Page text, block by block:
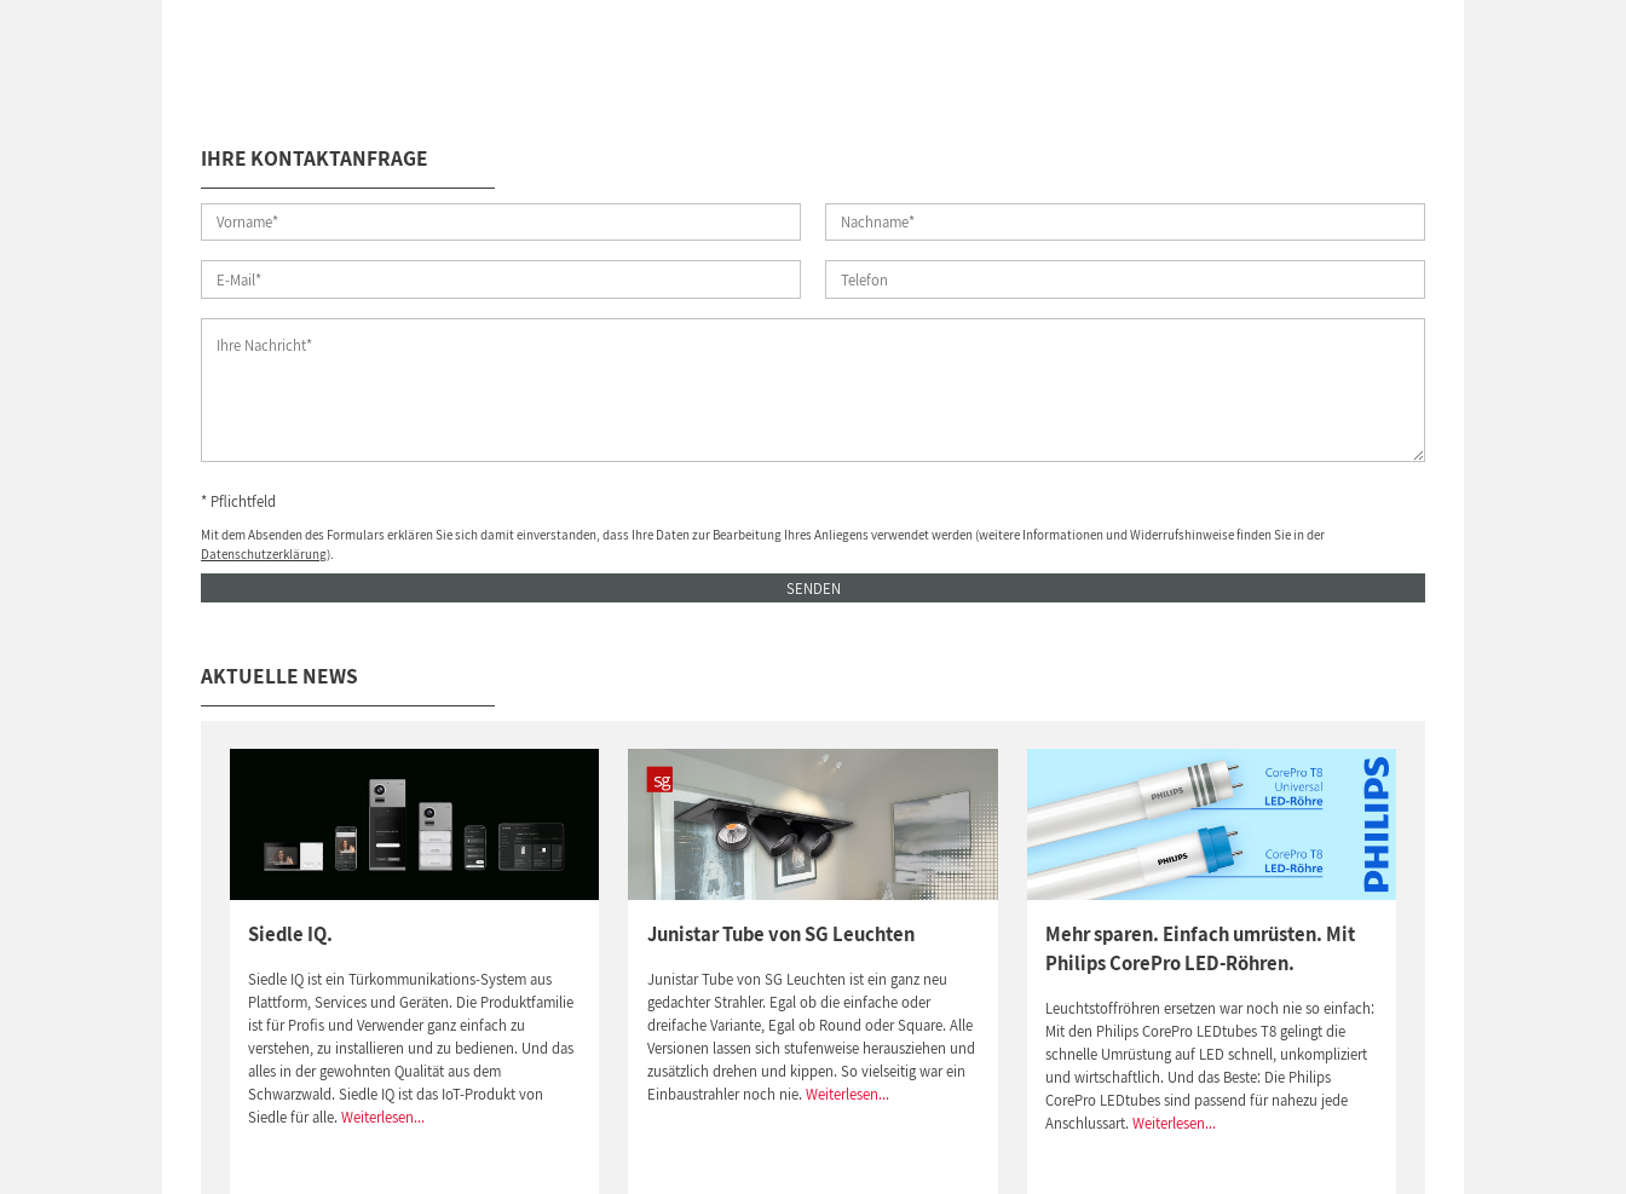
IHRE KONTAKTANFRAGE
* Pflichtfeld
Mit dem Absenden des Formulars erklären Sie sich damit einverstanden, dass Ihre Daten zur Bearbeitung Ihres Anliegens verwendet werden (weitere Informationen und Widerrufshinweise finden Sie in der
Datenschutzerklärung).
SENDEN
AKTUELLE NEWS
Siedle IQ.
Siedle IQ ist ein Türkommunikations-System aus
Plattform, Services und Geräten. Die Produktfamilie
ist für Profis und Verwender ganz einfach zu
verstehen, zu installieren und zu bedienen. Und das
alles in der gewohnten Qualität aus dem
Schwarzwald. Siedle IQ ist das IoT-Produkt von
Siedle für alle.Weiterlesen...
Junistar Tube von SG Leuchten
Junistar Tube von SG Leuchten ist ein ganz neu
gedachter Strahler. Egal ob die einfache oder
dreifache Variante, Egal ob Round oder Square. Alle
Versionen lassen sich stufenweise herausziehen und
zusätzlich drehen und kippen. So vielseitig war ein
Einbaustrahler noch nie. Weiterlesen...
Mehr sparen. Einfach umrüsten. Mit
Philips CorePro LED-Röhren.
Leuchtstoffröhren ersetzen war noch nie so einfach:
Mit den Philips CorePro LEDtubes T8 gelingt die
schnelle Umrüstung auf LED schnell, unkompliziert
und wirtschaftlich. Und das Beste: Die Philips
CorePro LEDtubes sind passend für nahezu jede
Anschlussart. Weiterlesen...